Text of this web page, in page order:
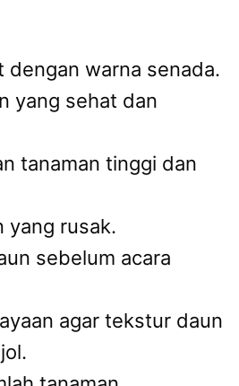
dengan warna senada.
yang sehat dan
tanaman tinggi dan
yang rusak.
sebelum acara
agar tekstur daun